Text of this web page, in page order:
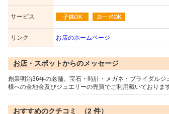
サービス
リンク お店のホームページ
お店・スポットからのメッセージ
創業明治36年の老舗。宝石・時計・メガネ・ブライダル
様への金地金及びジュエリーの売買でご利用戴いております
おすすめのクチコミ （2 件）